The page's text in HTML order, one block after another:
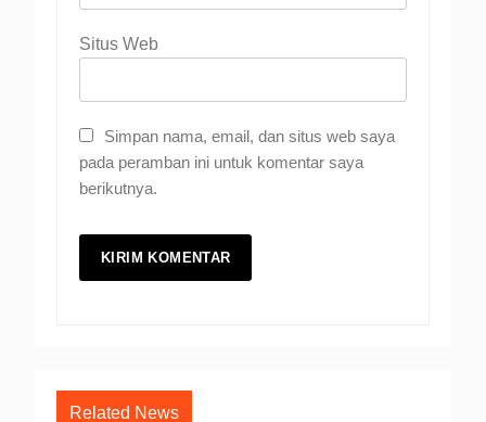
Situs Web
Simpan nama, email, dan situs web saya
pada peramban ini untuk komentar saya
berikutnya.
Related News